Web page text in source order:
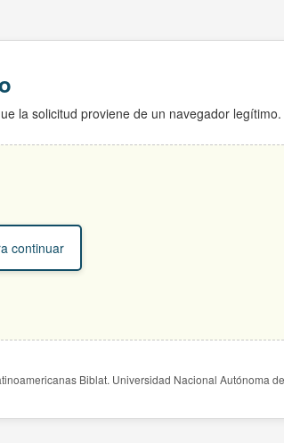
la solicitud proviene de un navegador legítimo.
continuar
Biblat. Universidad Nacional Autónoma